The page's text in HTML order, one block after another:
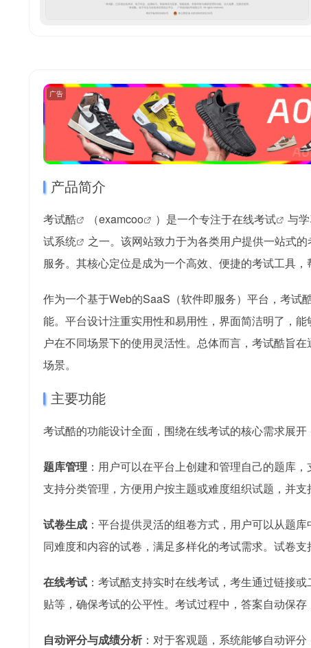
广告
产品简介
考试酷 （examcoo ）是一个专注于在线考试 与
试系统
之一。该网站致力于为各类用户提供一站式
服务。其核心定位是成为一个高效、便捷的考试工具
作为一个基于Web的SaaS（软件即服务）平台，考试
能。平台设计注重实用性和易用性，界面简洁明了，
户在不同场景下的使用灵活性。总体而言，考试酷旨
场景。
主要功能
考试酷的功能设计全面，围绕在线考试的核心需求展开
题库管理 ：用户可以在平台上创建和管理自己的题库
支持分类管理，方便用户按主题或难度组织试题，并
试卷生成 ：平台提供灵活的组卷方式，用户可以从题
同难度和内容的试卷，满足多样化的考试需求。试卷
在线考试 ：考试酷支持实时在线考试，考生通过链接
贴等，确保考试的公平性。考试过程中，答案自动保存
自动评分与成绩分析：对于客观题，系统能够自动评